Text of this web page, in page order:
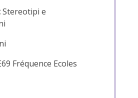
Stereotipi e
Fréquence Ecoles